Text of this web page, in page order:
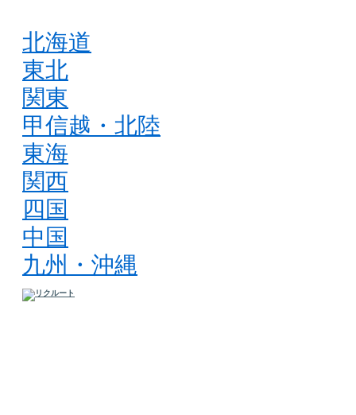
北海道
東北
関東
甲信越・北陸
東海
関西
四国
中国
九州・沖縄